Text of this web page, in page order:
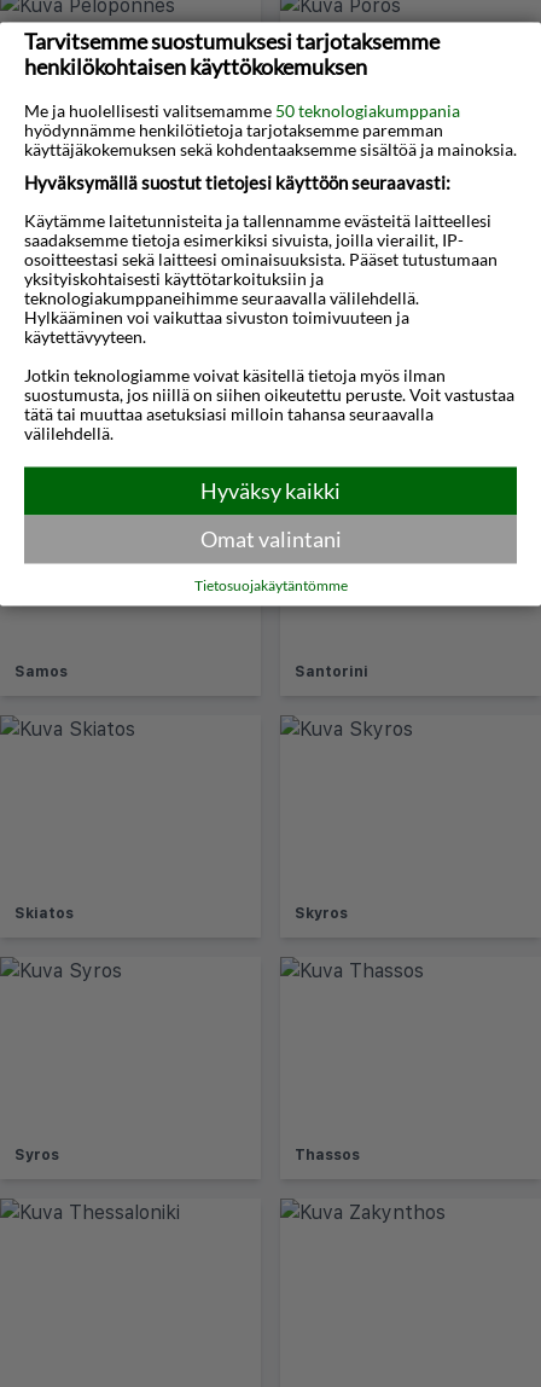
Peloponnes Poros
Preveza
Samos Santorini
Skiatos Skyros
Syros Thassos
Tarvitsemme suostumuksesi tarjotaksemme
henkilökohtaisen käyttökokemuksen
Me ja huolellisesti valitsemamme 50 teknologiakumppania
hyödynnämme henkilötietoja tarjotaksemme paremman
käyttäjäkokemuksen sekä kohdentaaksemme sisältöä ja mainoksia.
Hyväksymällä suostut tietojesi käyttöön seuraavasti:
Käytämme laitetunnisteita ja tallennamme evästeitä laitteellesi
saadaksemme tietoja esimerkiksi sivuista, joilla vierailit, IP-
osoitteestasi sekä laitteesi ominaisuuksista. Pääset tutustumaan
yksityiskohtaisesti käyttötarkoituksiin ja
teknologiakumppaneihimme seuraavalla välilehdellä.
Hylkääminen voi vaikuttaa sivuston toimivuuteen ja
käytettävyyteen.
Jotkin teknologiamme voivat käsitellä tietoja myös ilman
suostumusta, jos niillä on siihen oikeutettu peruste. Voit vastustaa
tätä tai muuttaa asetuksiasi milloin tahansa seuraavalla
välilehdellä.
Hyväksy kaikki
Omat valintani
Tietosuojakäytäntömme